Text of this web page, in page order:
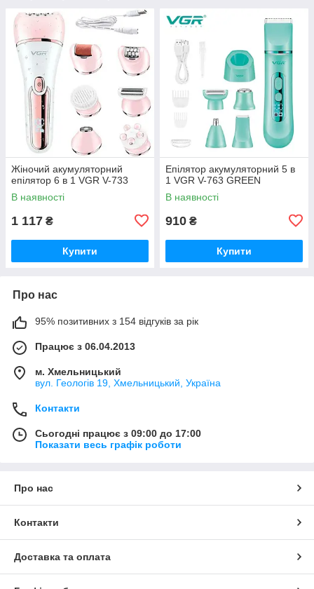
Жіночий акумуляторний
епілятор 6 в 1 VGR V-733
В наявності
1 117 ₴
Купити
Епілятор акумуляторний 5 в
1 VGR V-763 GREEN
В наявності
910 ₴
Купити
Про нас
95% позитивних з 154 відгуків за рік
Працює з 06.04.2013
м. Хмельницький
вул. Геологів 19, Хмельницький, Україна
Контакти
Сьогодні працює з 09:00 до 17:00
Показати весь графік роботи
Про нас
Контакти
Доставка та оплата